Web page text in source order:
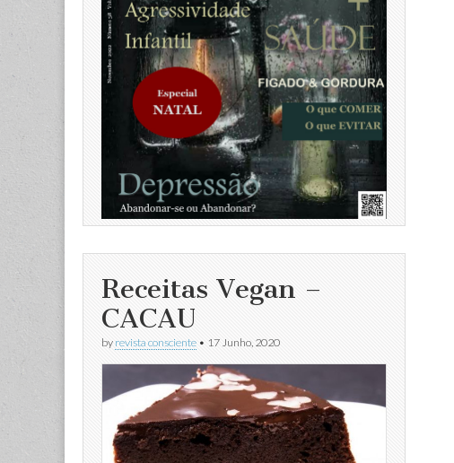
Receitas Vegan –
CACAU
by revista consciente • 17 Junho, 2020